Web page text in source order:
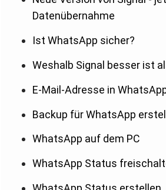
Datenübernahme
Ist WhatsApp sicher?
Weshalb Signal besser ist
E-Mail-Adresse in
Backup für WhatsApp
WhatsApp auf dem PC
WhatsApp Status